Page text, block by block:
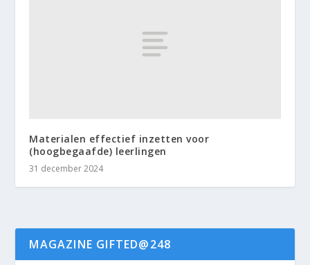
Materialen effectief inzetten voor
(hoogbegaafde) leerlingen
31 december 2024
MAGAZINE GIFTED@248